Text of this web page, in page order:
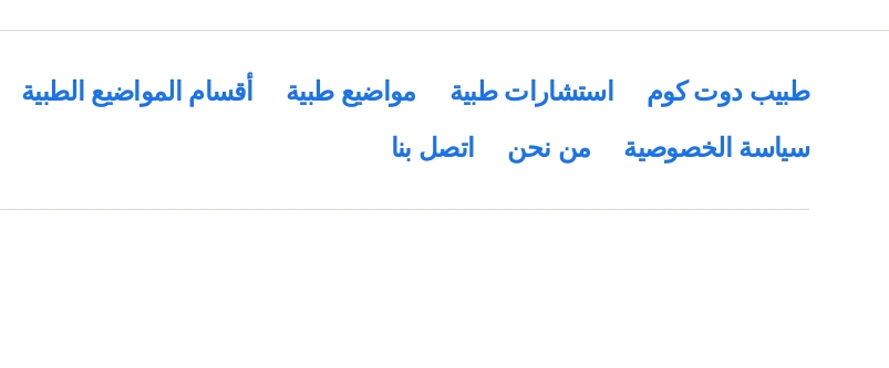
طبيب دوت كوم استشارات طبية مواضيع طبية أقسام المواضيع الطبية
سياسة الخصوصية
من نحن اتصل بنا